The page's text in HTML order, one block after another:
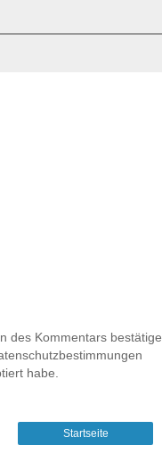
des Kommentars bestätige
habe.
Startseite